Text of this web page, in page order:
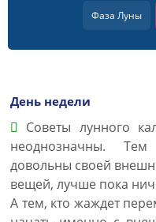
Фаза Луны
День недели
Советы лунного
неоднозначны.
довольны своей
вещей, лучше пока
А тем, кто жаждет